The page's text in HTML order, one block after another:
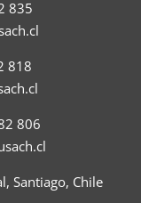
835
818
806
Santiago, Chile